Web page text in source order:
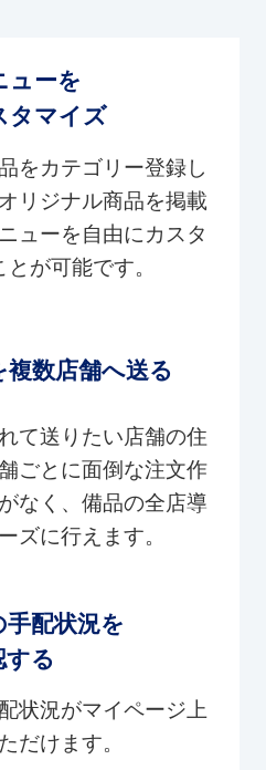
ューを
タマイズ
をカテゴリー登録し
リジナル商品を掲載
ューを自由にカスタ
が可能です。
複数店舗へ送る
て送りたい店舗の住
ごとに面倒な注文作
なく、備品の全店導
ズに行えます。
配状況を
する
状況がマイページ上
だけます。